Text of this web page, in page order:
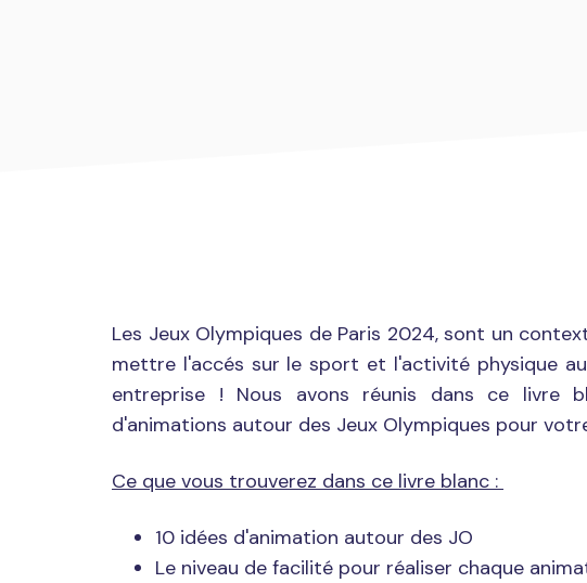
Les Jeux Olympiques de Paris 2024, sont un
mettre l'accés sur le sport et l'activité physique
entreprise ! Nous avons réunis dans ce livre
d'animations autour des Jeux Olympiques pour
Ce que vous trouverez dans ce livre blanc :
10 idées d'animation autour des JO
Le niveau de facilité pour réaliser chaque